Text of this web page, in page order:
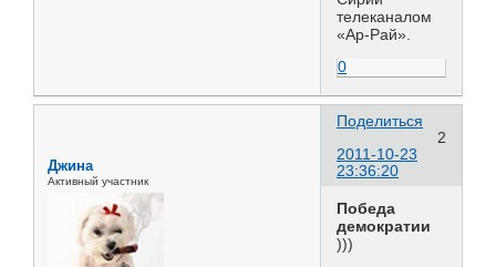
телеканалом
«Ар-Рай».
0
Поделиться
2
2011-10-23
23:36:20
Джина
Активный участник
Победа
демократии
)))